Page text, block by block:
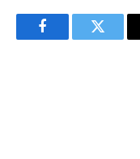
FacebookTwitter